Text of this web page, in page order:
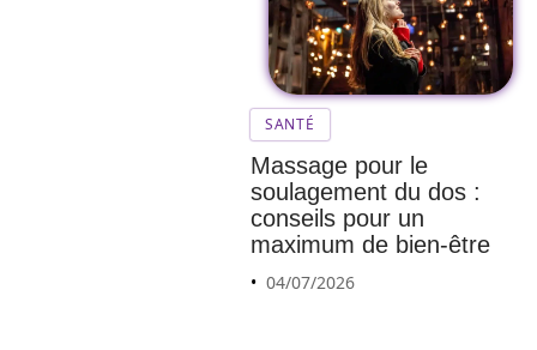
SANTÉ
Massage pour le
soulagement du dos :
conseils pour un
maximum de bien-être
04/07/2026